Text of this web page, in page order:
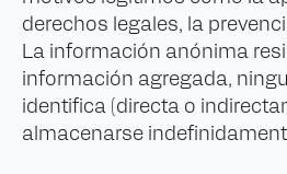
derechos legales, la
La información anónima
información agregada,
identifica (directa o
almacenarse